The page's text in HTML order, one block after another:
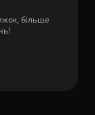
більше